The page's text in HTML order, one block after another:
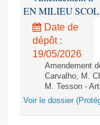
EN MILIEU
Date de
dépôt :
19/05/2026
Amendement
Carvalho, M.
M. Tesson -
Voir le dossier